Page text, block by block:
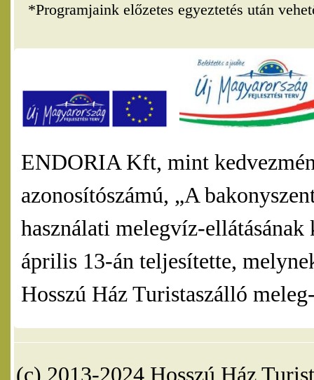
*Programjaink előzetes egyeztetés után
ENDORIA Kft, mint
azonosítószámú, „A
használati melegvíz-
április 13-án teljesítette,
Hosszú Ház Turistaszálló
(c) 2013-2024 Hosszú Ház